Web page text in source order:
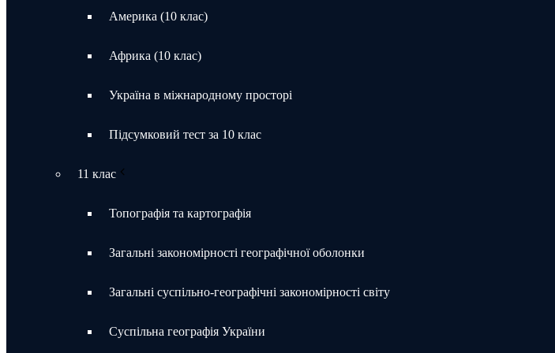
Америка (10 клас)
Африка (10 клас)
Україна в міжнародному просторі
Підсумковий тест за 10 клас
11 клас
Топографія та картографія
Загальні закономірності географічної оболонки
Загальні суспільно-географічні закономірності світу
Суспільна географія України